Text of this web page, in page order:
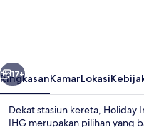
Airport
West
by
Berikutnya
17+
RingkasanKamarLokasi
Dekat stasiun kereta, Holiday
IHG merupakan pilihan yang